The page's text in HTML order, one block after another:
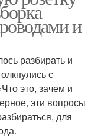
и
разбирать и
с
это, зачем и
эти вопросы
для